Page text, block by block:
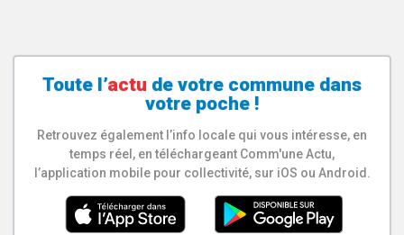
Toute l’actu de votre commune dans
votre poche !
Retrouvez également l’info locale qui vous intéresse, en
temps réel, en téléchargeant Comm'une Actu,
l’application mobile pour collectivité, sur iOS ou Android.